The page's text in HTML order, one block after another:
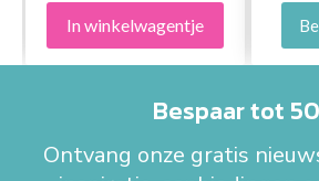
In winkelwagentje
Bespaar tot
Ontvang onze gratis